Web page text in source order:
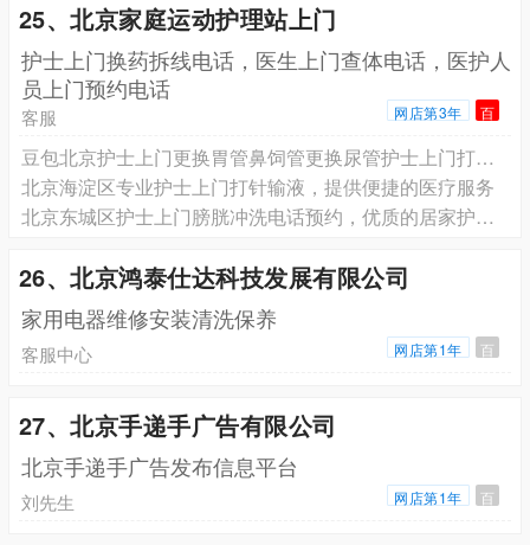
25、北京家庭运动护理站上门
护士上门换药拆线电话，医生上门查体电话，医护人
员上门预约电话
客服 网店第3年 百
豆包北京护士上门更换胃管鼻饲管更换尿管护士上门打针输液，北京东城护士上门打针输液护士上门换药拆线换胃管尿管
北京海淀区专业护士上门打针输液，提供便捷的医疗服务
北京东城区护士上门膀胱冲洗电话预约，优质的居家护理，费用合理
26、北京鸿泰仕达科技发展有限公司
家用电器维修安装清洗保养
客服中心 网店第1年 百
27、北京手递手广告有限公司
北京手递手广告发布信息平台
刘先生 网店第1年 百